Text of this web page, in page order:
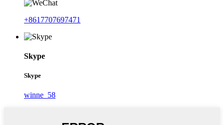
+8617707697471
Skype
Skype
winne_58